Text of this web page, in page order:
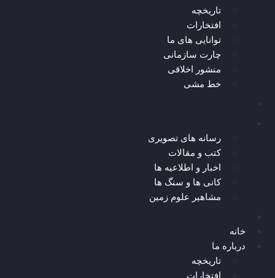
تاریخچه
افتخارات
توانایی های ما
چارت سازمانی
منشور اخلاقی
خط مشی
رسانه های تصویری
کتب و مقالات
اخبار و اطلاعیه ها
کانی ها و سنگ ها
مشاهیر علوم زمین
خانه
درباره ما
تاریخچه
افتخارات